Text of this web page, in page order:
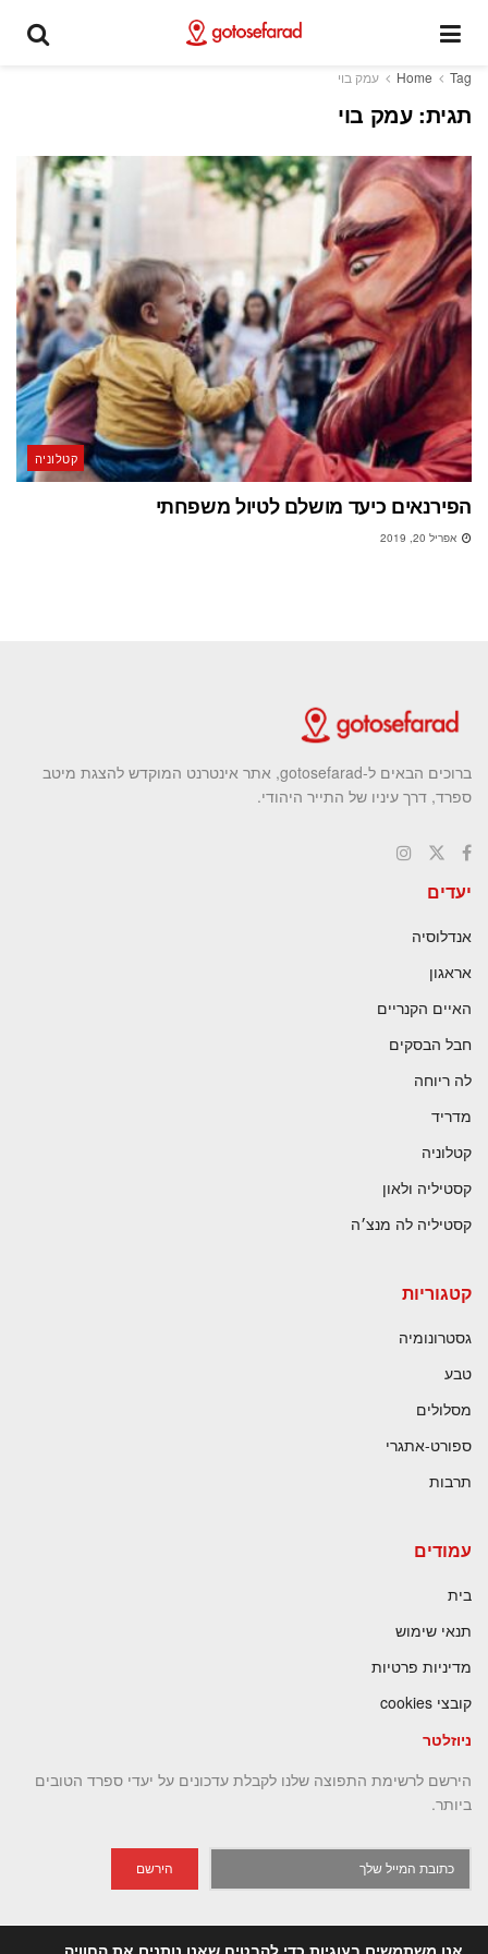
Home Tag עמק בוי
תגית:עמק בוי
קטלוניה
הפירנאים כיעד מושלם לטיול משפחתי
אפריל 20, 2019
ברוכים הבאים ל-gotosefarad, אתר אינטרנט המוקדש להצגת מיטב
ספרד, דרך עיניו של התייר היהודי.
יעדים
אנדלוסיה
אראגון
האיים הקנריים
חבל הבסקים
לה ריוחה
מדריד
קטלוניה
קסטיליה ולאון
קסטיליה לה מנצ׳ה
קטגוריות
גסטרונומיה
טבע
מסלולים
ספורט-אתגרי
תרבות
עמודים
בית
תנאי שימוש
מדיניות פרטיות
קובצי cookies
ניוזלטר
הירשם לרשימת התפוצה שלנו לקבלת עדכונים על יעדי ספרד הטובים
ביותר.
הירשם